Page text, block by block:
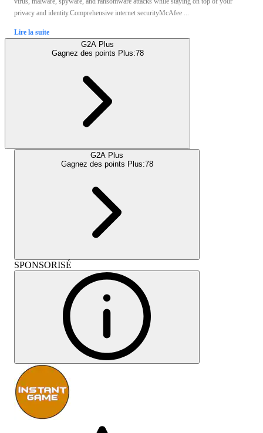
privacy and identity.Comprehensive internet securityMcAfee ...
Lire la suite
G2A Plus
Gagnez des points Plus:78
G2A Plus
Gagnez des points Plus:78
SPONSORISÉ